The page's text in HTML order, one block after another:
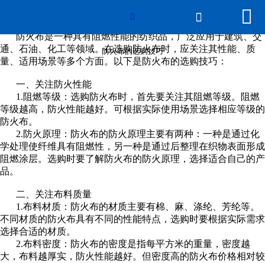
网站首页
产品展示
新闻动态
关于beat365在线登录
平台
资质认证
发货现场

防火布的选购技巧
 
防火布是一种具有阻燃性能的纺织品，广泛应用于建筑、交
通、石油、化工等领域。在选购防火布时，应关注其性能、质
量、适用场景等多个方面。以下是防火布的选购技巧：
一、关注防火性能
1.阻燃等级：选购防火布时，首先要关注其阻燃等级。阻燃
等级越高，防火性能越好。可根据实际使用场景选择相应等级的
防火布。
2.防火原理：防火布的防火原理主要有两种：一种是通过化
学处理使纤维具有阻燃性，另一种是通过后整理在织物表面形成
阻燃涂层。选购时要了解防火布的防火原理，选择适合自己的产
品。
二、关注布料质量
1.布料材质：防火布的材质主要有棉、麻、涤纶、芳纶等。
不同材质的防火布具有不同的性能特点，选购时要根据实际需求
选择合适的材质。
2.布料密度：防火布的密度是指每平方米的重量，密度越
大，布料越厚实，防火性能越好。但密度高的防火布价格相对较